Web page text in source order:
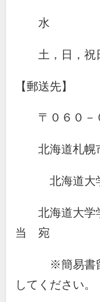
水 ：８
土，日，祝
【郵送先】
〒０６０－
北海道札幌市
北海道大学
北海道大学学
当 宛
※簡易書留
してください。